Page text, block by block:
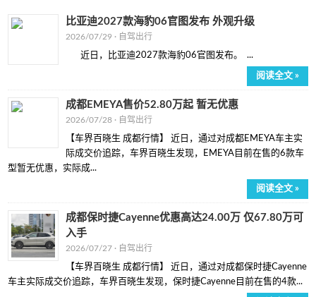
比亚迪2027款海豹06官图发布 外观升级
2026/07/29 · 自驾出行
近日，比亚迪2027款海豹06官图发布。 ...
阅读全文 »
成都EMEYA售价52.80万起 暂无优惠
2026/07/28 · 自驾出行
【车界百晓生 成都行情】 近日，通过对成都EMEYA车主实
际成交价追踪，车界百晓生发现，EMEYA目前在售的6款车
型暂无优惠，实际成...
阅读全文 »
成都保时捷Cayenne优惠高达24.00万 仅67.80万可
入手
2026/07/27 · 自驾出行
【车界百晓生 成都行情】 近日，通过对成都保时捷Cayenne
车主实际成交价追踪，车界百晓生发现，保时捷Cayenne目前在售的4款...